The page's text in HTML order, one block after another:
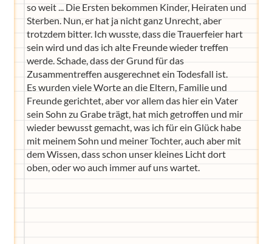
so weit ... Die Ersten bekommen Kinder, Heiraten und
Sterben. Nun, er hat ja nicht ganz Unrecht, aber
trotzdem bitter. Ich wusste, dass die Trauerfeier hart
sein wird und das ich alte Freunde wieder treffen
werde. Schade, dass der Grund für das
Zusammentreffen ausgerechnet ein Todesfall ist.
Es wurden viele Worte an die Eltern, Familie und
Freunde gerichtet, aber vor allem das hier ein Vater
sein Sohn zu Grabe trägt, hat mich getroffen und mir
wieder bewusst gemacht, was ich für ein Glück habe
mit meinem Sohn und meiner Tochter, auch aber mit
dem Wissen, dass schon unser kleines Licht dort
oben, oder wo auch immer auf uns wartet.